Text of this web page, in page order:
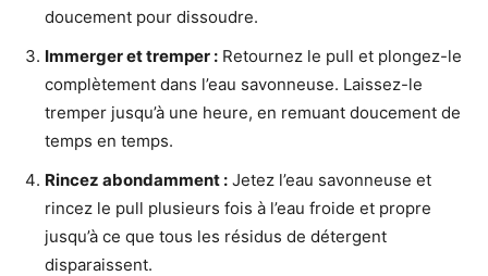
doucement pour dissoudre.
Immerger et tremper : Retournez le pull et plongez-le
complètement dans l’eau savonneuse. Laissez-le
tremper jusqu’à une heure, en remuant doucement de
temps en temps.
Rincez abondamment : Jetez l’eau savonneuse et
rincez le pull plusieurs fois à l’eau froide et propre
jusqu’à ce que tous les résidus de détergent
disparaissent.